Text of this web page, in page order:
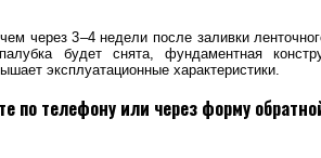
через 3–4 недели после заливки
будет снята, фундаментная
эксплуатационные характеристики.
по телефону или через форму